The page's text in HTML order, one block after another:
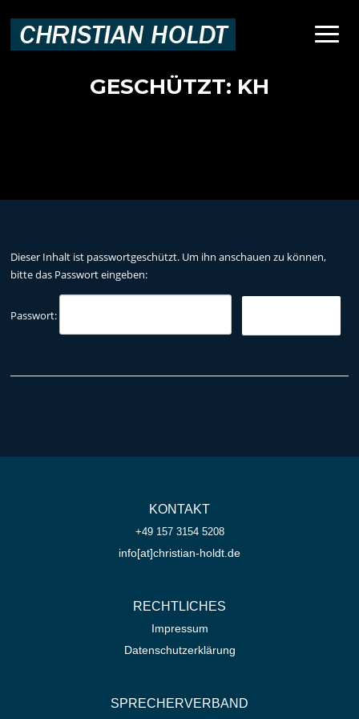
Inhalt
springen
Menü
GESCHÜTZT: KH
Dieser Inhalt ist passwortgeschützt. Um ihn anschauen zu können,
bitte das Passwort eingeben:
Passwort:
KONTAKT
+49 157 3154 5208
info[at]christian-holdt.de
RECHTLICHES
Impressum
Datenschutzerklärung
SPRECHERVERBAND